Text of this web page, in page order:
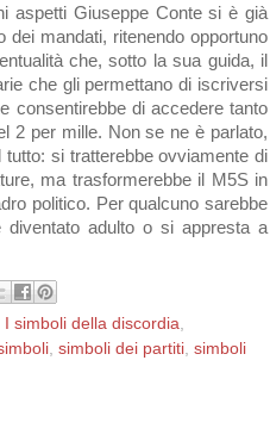
aspetti Giuseppe Conte si è già
mandati, ritenendo opportuno
che, sotto la sua guida, il
che gli permettano di iscriversi
consentirebbe di accedere tanto
2 per mille. Non se ne è parlato,
si tratterebbe ovviamente di
ma trasformerebbe il M5S in
politico. Per qualcuno sarebbe
adulto o si appresta a
I simboli della discordia
simboli dei partiti simboli